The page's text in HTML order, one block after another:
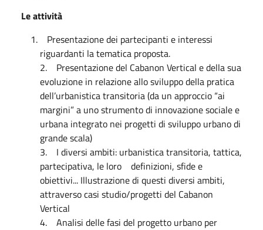
Le attività
Presentazione dei partecipanti e interessi
riguardanti la tematica proposta.
2. Presentazione del Cabanon Vertical e della sua
evoluzione in relazione allo sviluppo della pratica
dell’urbanistica transitoria (da un approccio “ai
margini” a uno strumento di innovazione sociale e
urbana integrato nei progetti di sviluppo urbano di
grande scala)
3. I diversi ambiti: urbanistica transitoria, tattica,
partecipativa, le loro definizioni, sfide e
obiettivi... Illustrazione di questi diversi ambiti,
attraverso casi studio/progetti del Cabanon
Vertical
4. Analisi delle fasi del progetto urbano per